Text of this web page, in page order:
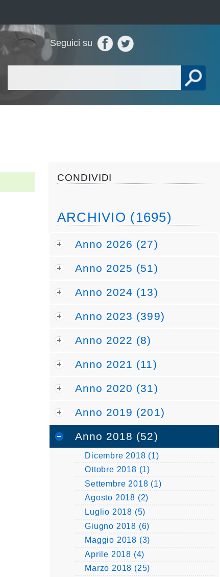
Seguici su
CONDIVIDI
ARCHIVIO (1695)
Anno 2026 (27)
Anno 2025 (51)
Anno 2024 (13)
Anno 2023 (399)
Anno 2022 (8)
Anno 2021 (11)
Anno 2020 (31)
Anno 2019 (201)
Anno 2018 (52)
Dicembre 2018 (1)
Ottobre 2018 (1)
Settembre 2018 (1)
Agosto 2018 (2)
Luglio 2018 (5)
Giugno 2018 (6)
Maggio 2018 (3)
Aprile 2018 (4)
Marzo 2018 (25)